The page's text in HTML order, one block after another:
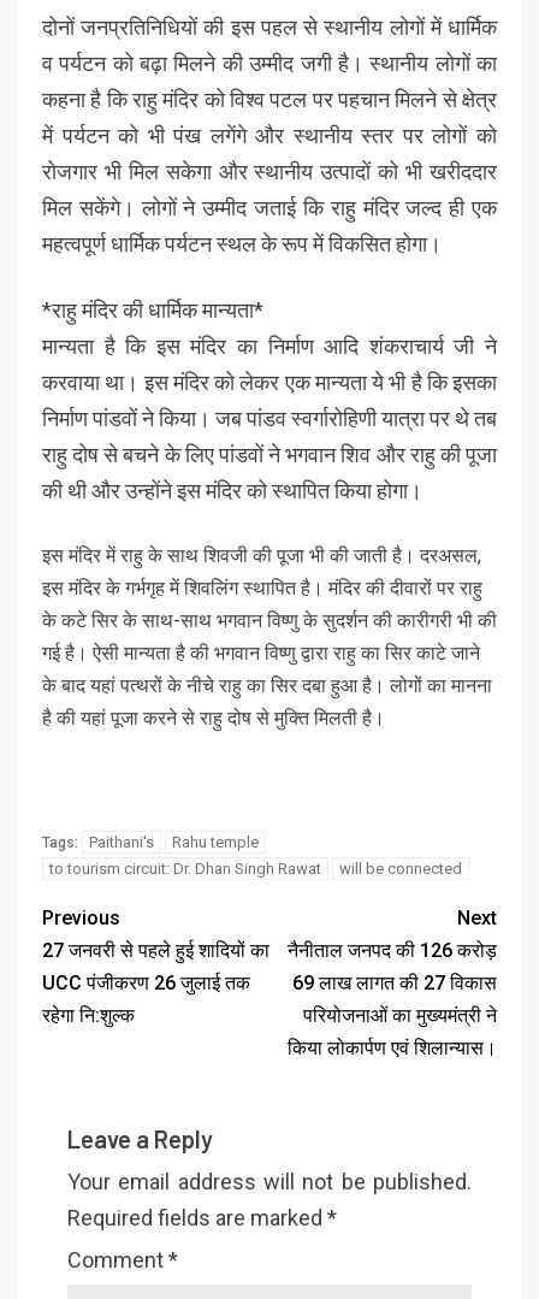
दोनों जनप्रतिनिधियों की इस पहल से स्थानीय लोगों में धार्मिक
व पर्यटन को बढ़ा मिलने की उम्मीद जगी है। स्थानीय लोगों का
कहना है कि राहु मंदिर को विश्व पटल पर पहचान मिलने से क्षेत्र
में पर्यटन को भी पंख लगेंगे और स्थानीय स्तर पर लोगों को
रोजगार भी मिल सकेगा और स्थानीय उत्पादों को भी खरीददार
मिल सकेंगे। लोगों ने उम्मीद जताई कि राहु मंदिर जल्द ही एक
महत्वपूर्ण धार्मिक पर्यटन स्थल के रूप में विकसित होगा।
*राहु मंदिर की धार्मिक मान्यता*
मान्यता है कि इस मंदिर का निर्माण आदि शंकराचार्य जी ने
करवाया था। इस मंदिर को लेकर एक मान्यता ये भी है कि इसका
निर्माण पांडवों ने किया। जब पांडव स्वर्गारोहिणी यात्रा पर थे तब
राहु दोष से बचने के लिए पांडवों ने भगवान शिव और राहु की पूजा
की थी और उन्होंने इस मंदिर को स्थापित किया होगा।
इस मंदिर में राहु के साथ शिवजी की पूजा भी की जाती है। दरअसल,
इस मंदिर के गर्भगृह में शिवलिंग स्थापित है। मंदिर की दीवारों पर राहु
के कटे सिर के साथ-साथ भगवान विष्णु के सुदर्शन की कारीगरी भी की
गई है। ऐसी मान्यता है की भगवान विष्णु द्वारा राहु का सिर काटे जाने
के बाद यहां पत्थरों के नीचे राहु का सिर दबा हुआ है। लोगों का मानना
है की यहां पूजा करने से राहु दोष से मुक्ति मिलती है।
Tags: Paithani's
Rahu temple
to tourism circuit: Dr. Dhan Singh Rawat
will be connected
Previous
27 जनवरी से पहले हुई शादियों का
UCC पंजीकरण 26 जुलाई तक
रहेगा नि:शुल्क
Next
नैनीताल जनपद की 126 करोड़
69 लाख लागत की 27 विकास
परियोजनाओं का मुख्यमंत्री ने
किया लोकार्पण एवं शिलान्यास।
Leave a Reply
Your email address will not be published.
Required fields are marked *
Comment*